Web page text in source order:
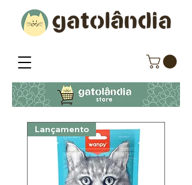
Lançamento